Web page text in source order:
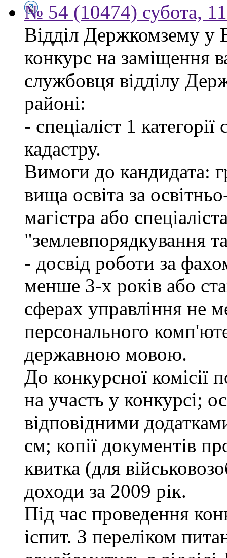
№ 54 (10474) субота,
Відділ Держкомзему у
конкурс на заміщення
службовця відділу
районі:
- спеціаліст 1
кадастру.
Вимоги до кандидата:
вища освіта за
магістра або
"землевпорядкування
- досвід роботи за
менше 3-х років або
сферах управління не
персонального
державною мовою.
До конкурсної комісії
на участь у конкурсі;
відповідними
см; копії документів
квитка (для
доходи за 2009 рік.
Під час проведення
іспит. З переліком